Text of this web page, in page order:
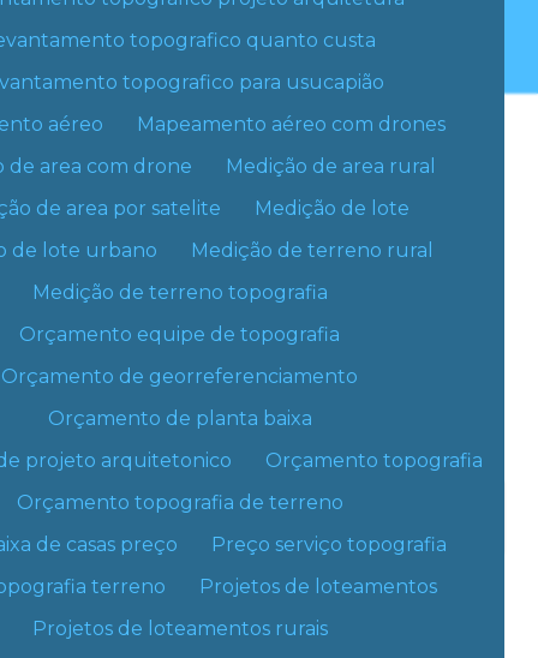
topografico quanto custa
topografico para usucapião
aéreo
Mapeamento aéreo com drones
de area com drone
Medição de area rural
de area por satelite
Medição de lote
de lote urbano
Medição de terreno rural
Medição de terreno topografia
Orçamento equipe de topografia
Orçamento de georreferenciamento
Orçamento de planta baixa
projeto arquitetonico
Orçamento topografia
Orçamento topografia de terreno
de casas preço
Preço serviço topografia
terreno
Projetos de loteamentos
Projetos de loteamentos rurais
Levantamento de area
Levantamento arquitetônico
Levantamento arquitetonico preço
Levantamento de dados para projeto
Levantamento georreferenciado
Levantamento georreferenciado rural
Levantamento georreferenciado urbano
Levantamento planialtimétrico cadastral
Levantamento planialtimétrico do terreno
Levantamento planialtimétrico
Georreferenciamento urbano e rural
hectare:
Grande São Paulo
Consolação Higienópolis
Santa Efigênia Sé